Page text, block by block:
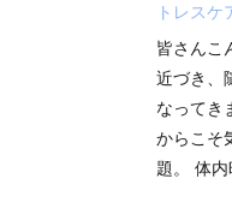
トレスケ
皆さんこ
近づき、
なってき
からこそ
題。 体